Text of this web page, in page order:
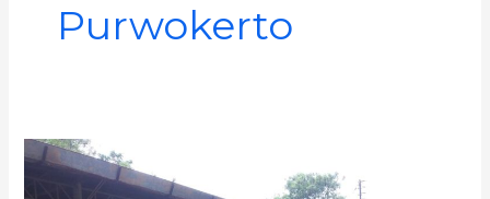
Purwokerto
Derek